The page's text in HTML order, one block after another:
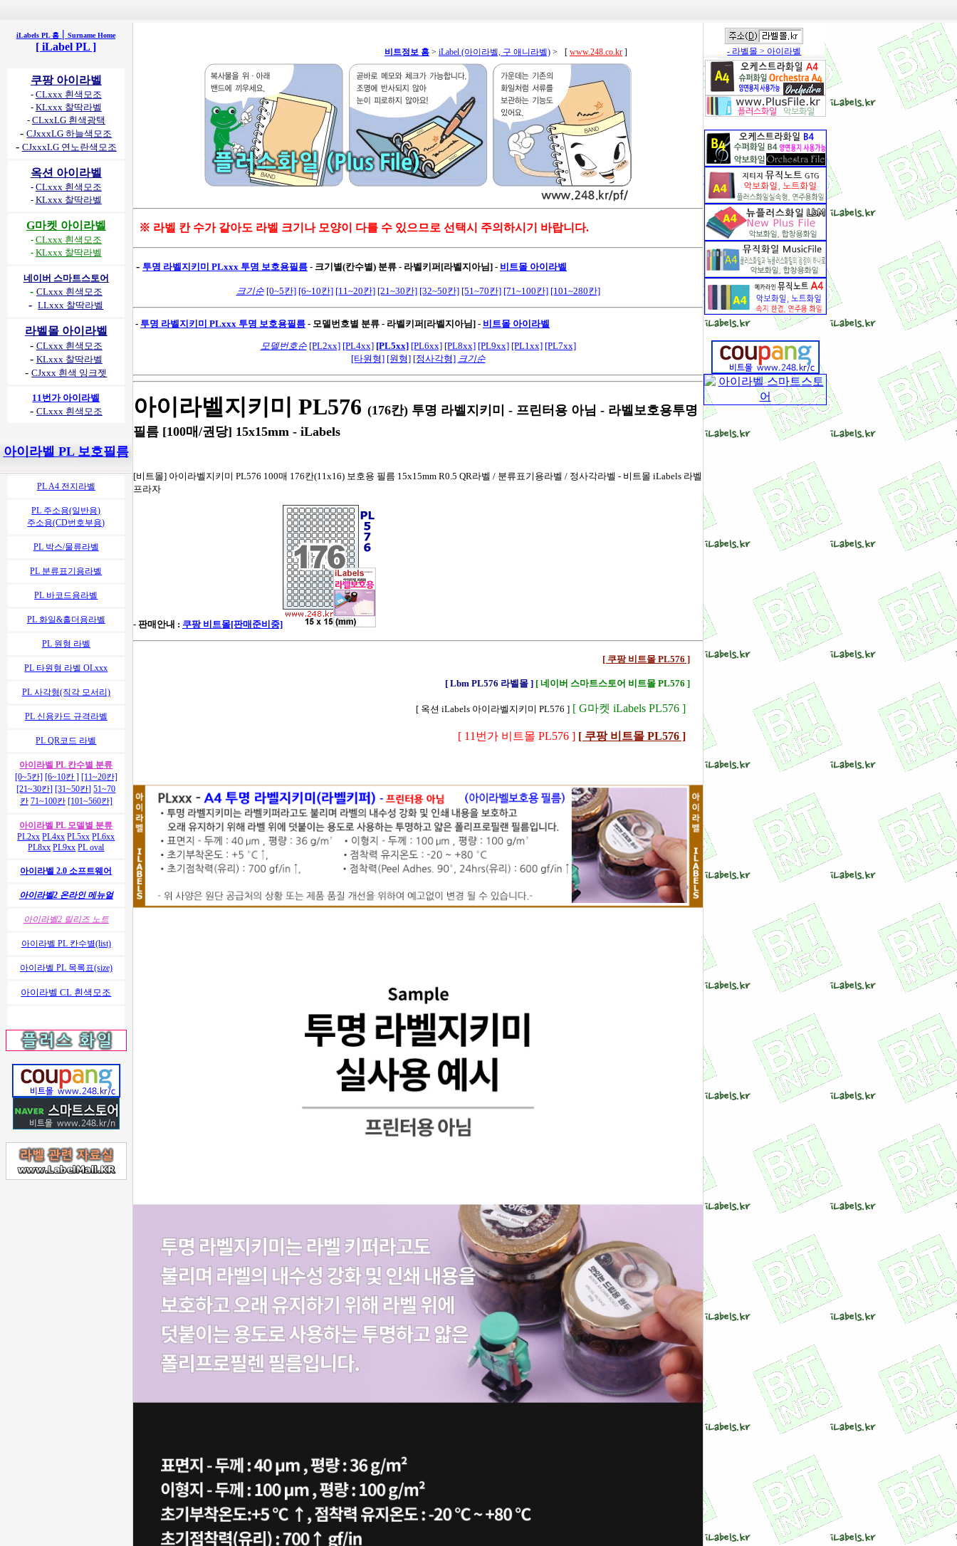
iLabels PL 홈 | Surname Home
[ iLabel PL ]
쿠팡 아이라벨
- CLxxx 흰색모조
- KLxxx 찰딱라벨
- CLxxLG 흰색광택
-CJxxxLG 하늘색모조
- CJxxxLG 연노란색모조
옥션 아이라벨
- CLxxx 흰색모조
- KLxxx 찰딱라벨
G마켓 아이라벨
- CLxxx 흰색모조
- KLxxx 찰딱라벨
네이버 스마트스토어
- CLxxx 흰색모조
- LLxxx 찰딱라벨
라벨몰 아이라벨
- CLxxx 흰색모조
- KLxxx 찰딱라벨
-CJxxx 흰색 잉크젯
11번가 아이라벨
- CLxxx 흰색모조
아이라벨 PL 보호필름
PL A4 전지라벨
PL 주소용(일반용)
주소용(CD번호부용)
PL 박스/물류라벨
PL 분류표기용라벨
PL 바코드용라벨
PL 화일&홀더용라벨
PL 원형 라벨
PL 타원형 라벨 OLxxx
PL 사각형(직각 모서리)
PL 신용카드 규격라벨
PL QR코드 라벨
아이라벨 PL 칸수별 분류
[0~5칸] [6~10칸 ] [11~20칸]
[21~30칸] [31~50칸] 51~70
칸 71~100칸 [101~560칸]
아이라벨 PL 모델별 분류
PL2xx PL4xx PL5xx PL6xx
PL8xx PL9xx PL oval
아이라벨 2.0 소프트웨어
아이라벨2 온라인 메뉴얼
아이라벨2 릴리즈 노트
아이라벨 PL 칸수별(list)
아이라벨 PL 목록표(size)
아이라벨 CL 흰색모조
비트정보 홈 > iLabel (아이라벨, 구 애니라벨) > [ www.248.co.kr ]
※ 라벨 칸 수가 같아도 라벨 크기나 모양이 다를 수 있으므로 선택시 주의하시기 바랍니다.
- 투명 라벨지키미 PLxxx 투명 보호용필름 - 크기별(칸수별) 분류 - 라벨키퍼[라벨지아님] - 비트몰 아이라벨
크기순 [0~5칸] [6~10칸] [11~20칸] [21~30칸] [32~50칸] [51~70칸] [71~100칸] [101~280칸]
- 투명 라벨지키미 PLxxx 투명 보호용필름 - 모델번호별 분류 - 라벨키퍼[라벨지아님] - 비트몰 아이라벨
모델번호순 [PL2xx] [PL4xx] [PL5xx] [PL6xx] [PL8xx] [PL9xx] [PL1xx] [PL7xx]
[타원형] [원형] [정사각형] 크기순
아이라벨지키미 PL576 (176칸) 투명 라벨지키미 - 프린터용 아님 - 라벨보호용투명
필름 [100매/권당] 15x15mm - iLabels
[비트몰] 아이라벨지키미 PL576 100매 176칸(11x16) 보호용 필름 15x15mm R0.5 QR라벨 / 분류표기용라벨 / 정사각라벨 - 비트몰 iLabels 라벨
프라자
- 판매안내 : 쿠팡 비트몰[판매준비중]
[ 쿠팡 비트몰 PL576 ]
[ Lbm PL576 라벨몰 ] [ 네이버 스마트스토어 비트몰 PL576 ]
[ 옥션 iLabels 아이라벨지키미 PL576 ] [ G마켓 iLabels PL576 ]
[ 11번가 비트몰 PL576 ] [ 쿠팡 비트몰 PL576 ]
- 라벨몰 > 아이라벨